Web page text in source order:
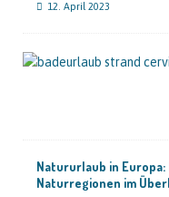
12. April 2023
Natururlaub in
Naturregionen im